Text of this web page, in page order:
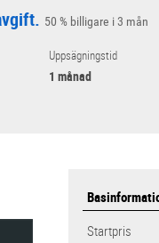
50 % billigare i 3 mån
Uppsägningstid
1 månad
Startpris